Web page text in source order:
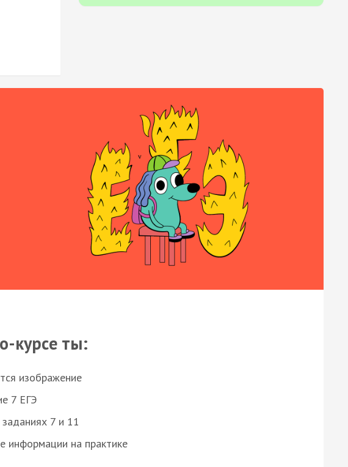
курсе ты:
изображение
7 ЕГЭ
заданиях 7 и 11
информации на практике